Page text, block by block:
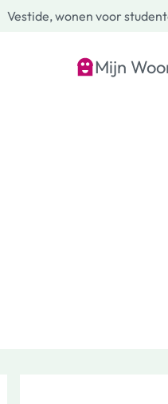
Vestide, wonen voor
Mijn